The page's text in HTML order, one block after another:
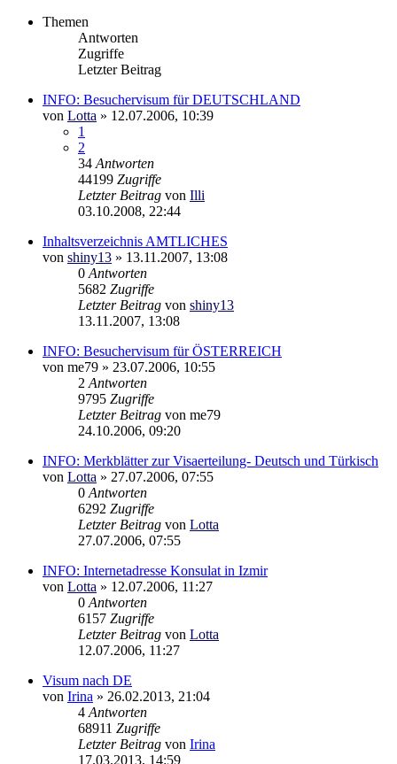
Themen
Antworten
Zugriffe
Letzter Beitrag
INFO: Besuchervisum für DEUTSCHLAND
von Lotta » 12.07.2006, 10:39
1
2
34 Antworten
44199 Zugriffe
Letzter Beitrag von Illi
03.10.2008, 22:44
Inhaltsverzeichnis AMTLICHES
von shiny13 » 13.11.2007, 13:08
0 Antworten
5682 Zugriffe
Letzter Beitrag von shiny13
13.11.2007, 13:08
INFO: Besuchervisum für ÖSTERREICH
von me79 » 23.07.2006, 10:55
2 Antworten
9795 Zugriffe
Letzter Beitrag von me79
24.10.2006, 09:20
INFO: Merkblätter zur Visaerteilung- Deutsch und Türkisch
von Lotta » 27.07.2006, 07:55
0 Antworten
6292 Zugriffe
Letzter Beitrag von Lotta
27.07.2006, 07:55
INFO: Internetadresse Konsulat in Izmir
von Lotta » 12.07.2006, 11:27
0 Antworten
6157 Zugriffe
Letzter Beitrag von Lotta
12.07.2006, 11:27
Visum nach DE
von Irina » 26.02.2013, 21:04
4 Antworten
68911 Zugriffe
Letzter Beitrag von Irina
17.03.2013, 14:59